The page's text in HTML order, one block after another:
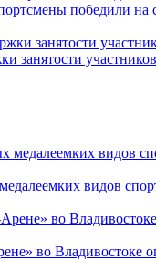
победили
занятости
видов
во Владивостоке